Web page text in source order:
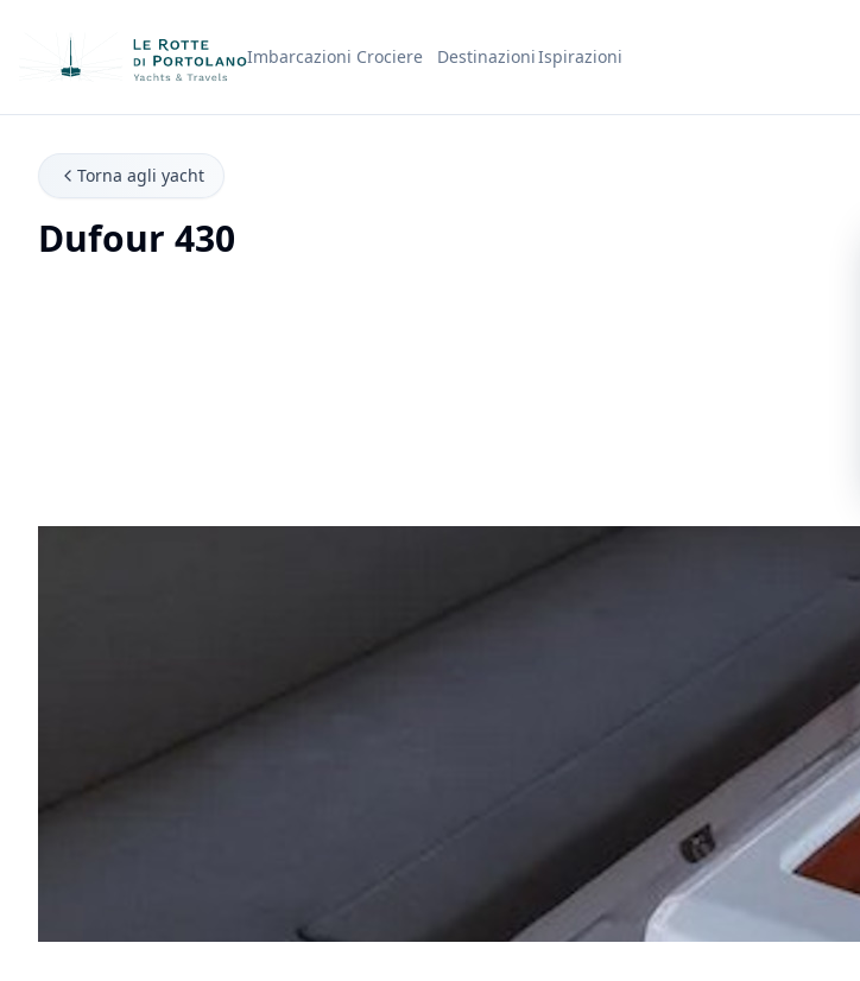
Nome Azienda Imbarcazioni Crociere DestinazioniIspirazioni
Torna agli yacht
Dufour 430